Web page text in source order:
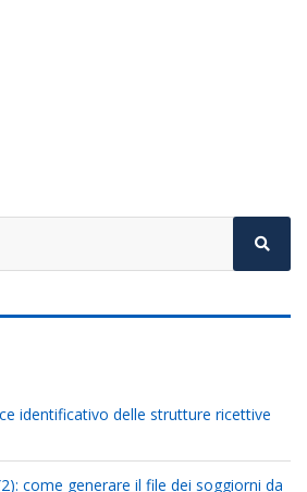
identificativo delle strutture ricettive
come generare il file dei soggiorni da